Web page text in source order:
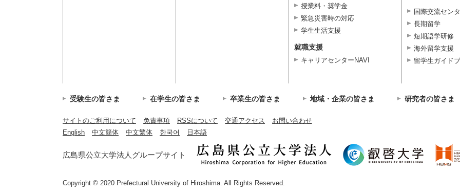
授業料・奨学金
緊急災害時の対応
学生生活支援
就職支援
キャリアセンターNAVI
国際交流セン
長期留学
短期語学研修
海外留学支援
留学生ガイド
受験生の皆さま 在学生の皆さま 卒業生の皆さま 地域・企業の皆さま 研究者の皆さま
サイトのご利用について 免責事項 RSSについて 交通アクセス
お問い合わせ
English
中文簡体 中文繁体 한국어 日本語
広島県公立大学法人グループサイト
Copyright © 2020 Prefectural University of Hiroshima. All Rights Reserved.